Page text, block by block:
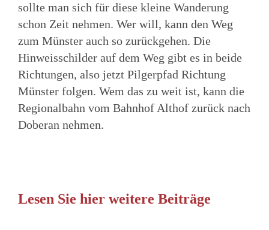
sollte man sich für diese kleine Wanderung
schon Zeit nehmen. Wer will, kann den Weg
zum Münster auch so zurückgehen. Die
Hinweisschilder auf dem Weg gibt es in beide
Richtungen, also jetzt Pilgerpfad Richtung
Münster folgen. Wem das zu weit ist, kann die
Regionalbahn vom Bahnhof Althof zurück nach
Doberan nehmen.
Lesen Sie hier weitere Beiträge